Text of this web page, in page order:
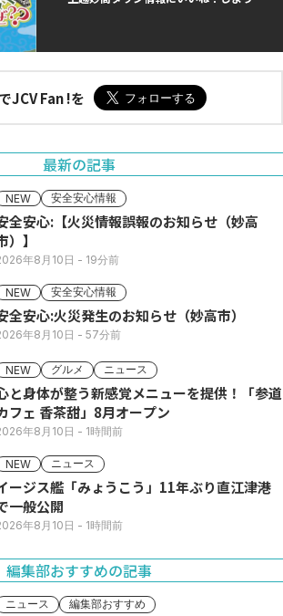
JCV Fan !を
最新の記事
NEW 安全安心情報
全安心:【火災情報誤報のお知らせ（妙高
）】
年8月10日 - 19分前
NEW 安全安心情報
全安心:火災発生のお知らせ（妙高市）
年8月10日 - 57分前
NEW グルメ ニュース
と身体が整う新感覚メニューを提供！「参道
フェ 香茶甜」8月オープン
年8月10日 - 1時間前
NEW ニュース
ージス艦「みょうこう」11年ぶり直江津港
一般公開
年8月10日 - 1時間前
編集部おすすめの記事
ニュース 編集部おすすめ